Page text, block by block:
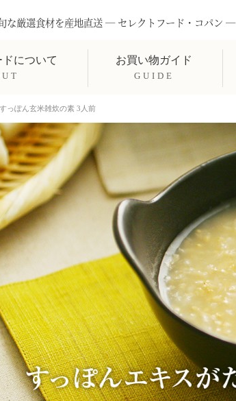
な厳選食材を産地直送 ― セレクトフード・コパン ―
について お買い物ガイド
GUIDE
っぽん玄米雑炊の素 3人前